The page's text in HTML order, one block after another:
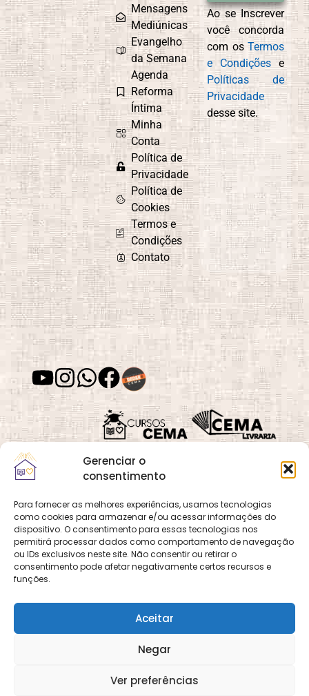
Gerenciar o
consentimento
Para fornecer as melhores experiências, usamos tecnologias
como cookies para armazenar e/ou acessar informações do
dispositivo. O consentimento para essas tecnologias nos
permitirá processar dados como comportamento de navegação
ou IDs exclusivos neste site. Não consentir ou retirar o
consentimento pode afetar negativamente certos recursos e
funções.
Aceitar
Negar
Ver preferências
Mensagens
Mediúnicas
Evangelho
da Semana
Agenda
Reforma
Íntima
Minha
Conta
Política de
Privacidade
Política de
Cookies
Termos e
Condições
Contato
Ao se Inscrever
você concorda
com osTermos
e Condições e
Políticas de
Privacidade
desse site.
Quadra 02, Lote 16,
Vila Vicentina,
Planaltina, Brasília-
DF. CEP 73.320-140
CNPJ: 01.600.089/0001-
DECOM - A Voz do
CEMA nas Redes!
OCemaneté um site
que pertence e é gerido
pelo CEMA, assim